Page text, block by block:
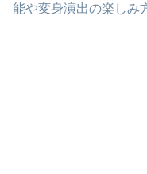
能や変身演出の楽しみ